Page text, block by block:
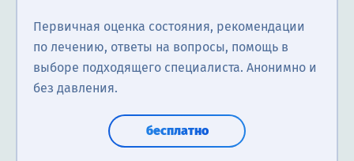
Первичная оценка состояния, рекомендации
по лечению, ответы на вопросы, помощь в
выборе подходящего специалиста. Анонимно и
без давления.
бесплатно